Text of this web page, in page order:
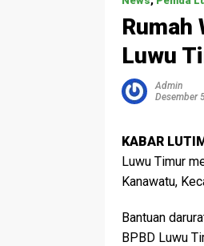
Rumah
Luwu
Admin
Desember
KABAR
Luwu Timur
Kanawatu,
Bantuan
BPBD Luwu